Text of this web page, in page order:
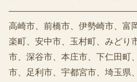
高崎市、前橋市、伊勢崎市、富
楽町、安中市、玉村町、みどり
市、深谷市、本庄市、下仁田町
市、足利市、宇都宮市、埼玉県